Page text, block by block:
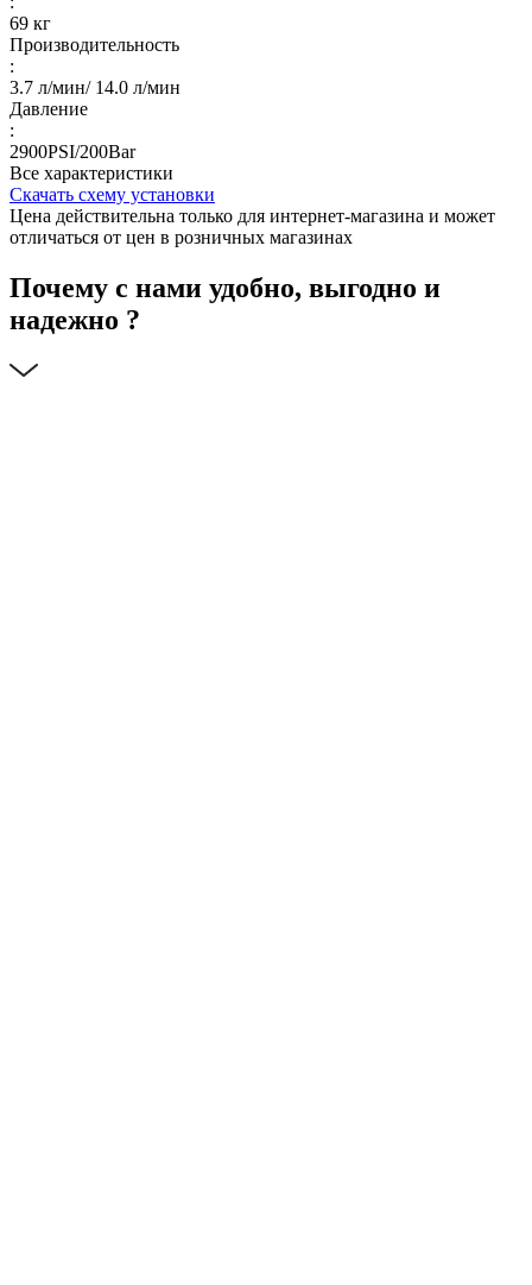
69 кг
Производительность
:
3.7 л/мин/ 14.0 л/мин
Давление
:
2900PSI/200Bar
Все характеристики
Скачать схему установки
Цена действительна только для интернет-магазина и может
отличаться от цен в розничных магазинах
Почему с нами удобно, выгодно и
надежно ?